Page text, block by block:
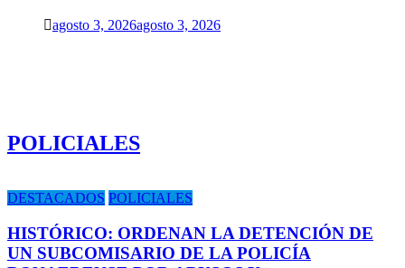
agosto 3, 2026agosto 3, 2026
POLICIALES
DESTACADOS POLICIALES
HISTÓRICO: ORDENAN LA DETENCIÓN DE
UN SUBCOMISARIO DE LA POLICÍA